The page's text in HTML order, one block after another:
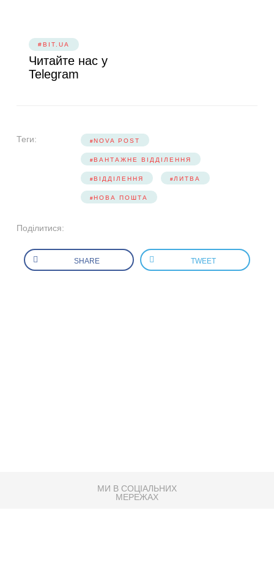
#BIT.UA
Читайте нас у
Telegram
Теги: NOVA POST
ВАНТАЖНЕ ВІДДІЛЕННЯ
ВІДДІЛЕННЯ ЛИТВА
НОВА ПОШТА
Поділитися:
SHARE TWEET
МИ В СОЦІАЛЬНИХ
МЕРЕЖАХ